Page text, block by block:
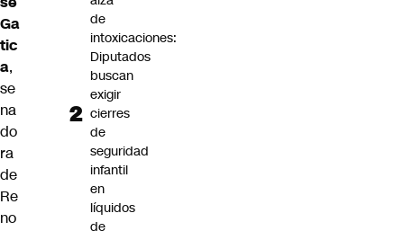
Ga
tic
a,
se
na
do
ra
de
Re
no
de
intoxicaciones:
Diputados
buscan
exigir
cierres
de
seguridad
infantil
en
líquidos
de